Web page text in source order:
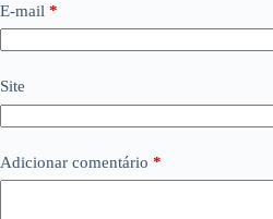
E-mail *
Site
Adicionar comentário *